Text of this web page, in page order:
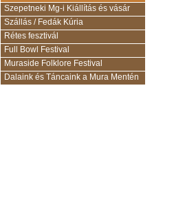
Szepetneki Mg-i Kiállítás és vásár
Szállás / Fedák Kúria
Rétes fesztivál
Full Bowl Festival
Muraside Folklore Festival
Dalaink és Táncaink a Mura Mentén